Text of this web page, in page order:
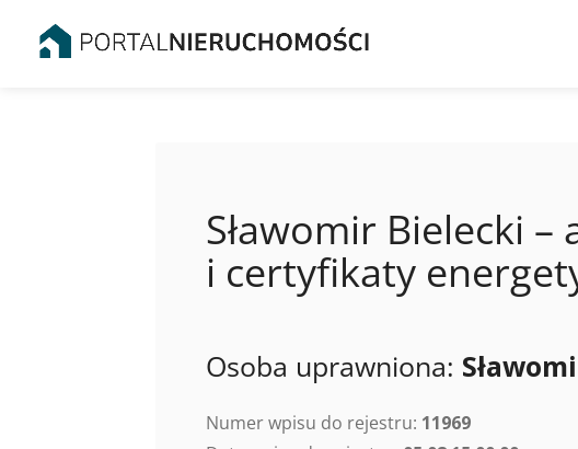
Sławomir Bielecki
i certyfikaty
Osoba uprawniona:
Numer wpisu do rejestru: 11969